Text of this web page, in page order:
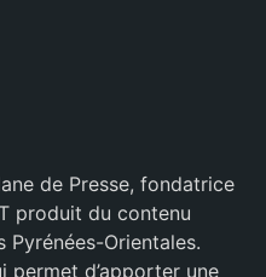
de Presse, fondatrice
produit du contenu
Pyrénées-Orientales.
permet d’apporter une